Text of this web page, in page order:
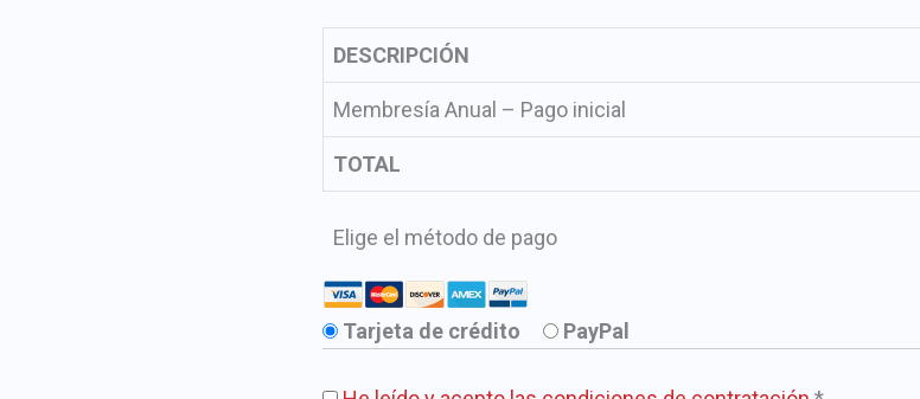
DESCRIPCIÓN
Membresía Anual – Pago inicial
TOTAL
Elige el método de pago
Tarjeta de crédito PayPal